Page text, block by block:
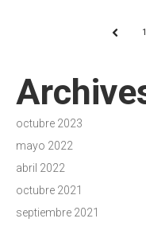
1
octubre 2023
mayo 2022
abril 2022
octubre 2021
septiembre 2021